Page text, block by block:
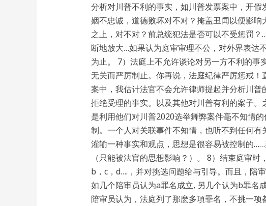
分析对川普不利的事实，如川普发票案中，开
姻不忠诚，道德败坏对不对？掩盖丑闻以便影
之上，对不对？前总统犯法是否可以不受惩罚
断地放大…如果认为庭审审理不公，对外界表达
为止。 7）法庭上不允许谈论对另一方不利的
无关而严厉制止。你再说，法庭纪律严厉惩戒
案中，我估计法官不会允许律师提起并分析川
拒绝受理的事实。以及其他对川普有利的案子
是利用他们对川普2020选举舞弊案件毫不知情
制。一个人对关联事件不知情，也听不到任何
灌输一种事实和观点，思想是很容易被控制的
（只能被法官的思想影响？）。 8）结束庭审
b，c，d….，并对挑选问题给与引导。而且，陪
如几个陪审员认为a罪名成立, 另几个认为b罪名
陪审员认为，法庭列了那麽多項罪名，不挑一